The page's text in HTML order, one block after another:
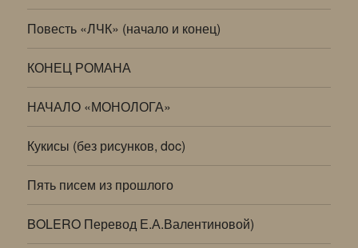
Повесть «ЛЧК» (начало и конец)
КОНЕЦ РОМАНА
НАЧАЛО «МОНОЛОГА»
Кукисы (без рисунков, doc)
Пять писем из прошлого
BOLERO Перевод Е.А.Валентиновой)